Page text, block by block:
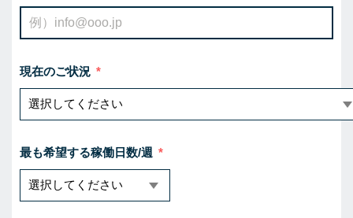
現在のご状況
最も希望する稼働日数/週